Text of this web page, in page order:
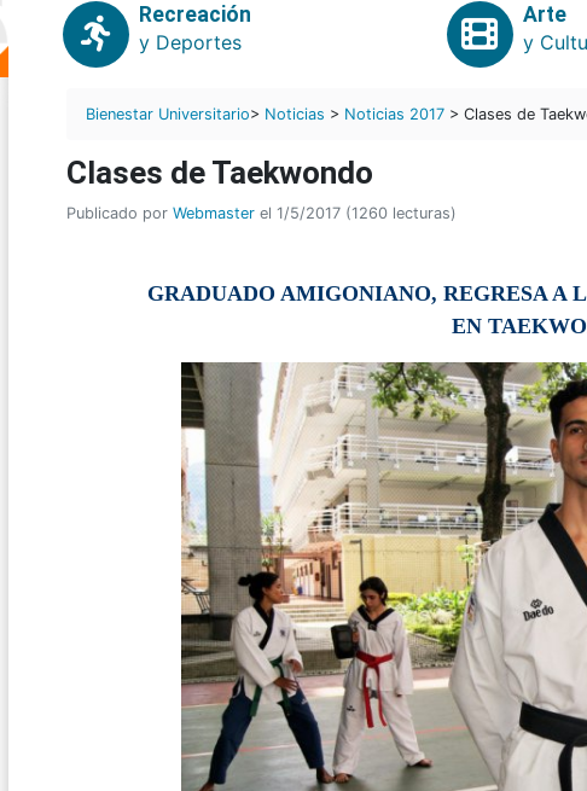
Recreación
y Deportes
Arte
y
Bienestar Universitario> Noticias > Noticias 2017 > Clases de
Clases de Taekwondo
Publicado por Webmaster el 1/5/2017 (1260 lecturas)
GRADUADO AMIGONIANO, REGRESA A
EN